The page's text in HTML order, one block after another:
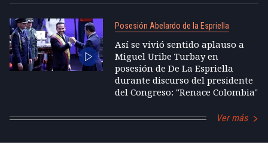
Posesión Abelardo de la Espriella
Así se vivió sentido aplauso a
Miguel Uribe Turbay en
posesión de De La Espriella
durante discurso del presidente
del Congreso: "Renace Colombia"
Ver más